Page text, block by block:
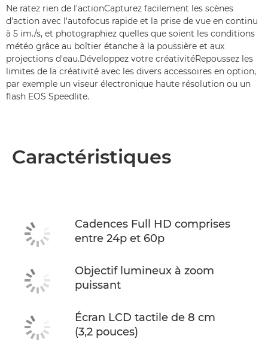
Ne ratez rien de l'actionCapturez facilement les scènes
d'action avec l'autofocus rapide et la prise de vue en continu
à 5 im./s, et photographiez quelles que soient les conditions
météo grâce au boîtier étanche à la poussière et aux
projections d'eau.Développez votre créativitéRepoussez les
limites de la créativité avec les divers accessoires en option,
par exemple un viseur électronique haute résolution ou un
flash EOS Speedlite.
Caractéristiques
Cadences Full HD comprises
entre 24p et 60p
Objectif lumineux à zoom
puissant
Écran LCD tactile de 8 cm
(3,2 pouces)